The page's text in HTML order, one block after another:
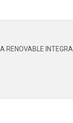
RENOVABLE